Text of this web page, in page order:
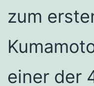
zum
einer der